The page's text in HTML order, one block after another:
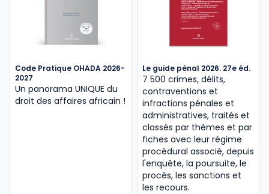
Code Pratique OHADA 2026-
2027
Un panorama UNIQUE du
droit des affaires africain !
Le guide pénal 2026. 27e éd.
7 500 crimes, délits,
contraventions et
infractions pénales et
administratives, traités et
classés par thèmes et par
fiches avec leur régime
procédural associé, depuis
l'enquête, la poursuite, le
procès, les sanctions et
les recours.